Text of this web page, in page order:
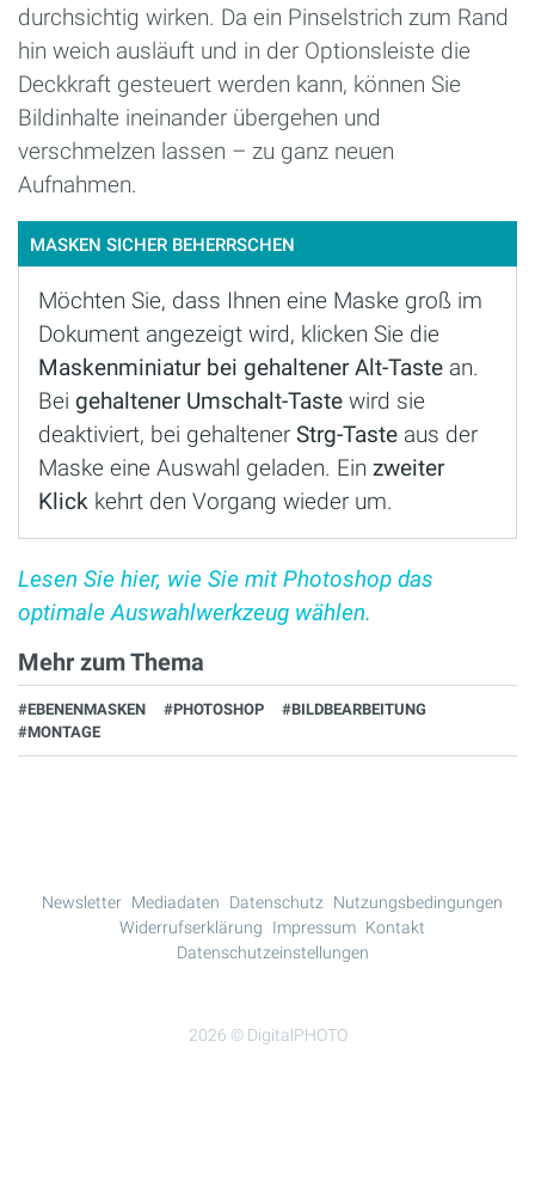
durchsichtig wirken. Da ein Pinselstrich zum Rand
hin weich ausläuft und in der Optionsleiste die
Deckkraft gesteuert werden kann, können Sie
Bildinhalte ineinander übergehen und
verschmelzen lassen – zu ganz neuen
Aufnahmen.
MASKEN SICHER BEHERRSCHEN
Möchten Sie, dass Ihnen eine Maske groß im
Dokument angezeigt wird, klicken Sie die
Maskenminiatur bei gehaltener Alt-Taste an.
Bei gehaltener Umschalt-Taste wird sie
deaktiviert, bei gehaltener Strg-Taste aus der
Maske eine Auswahl geladen. Ein zweiter
Klick kehrt den Vorgang wieder um.
Lesen Sie hier, wie Sie mit Photoshop das
optimale Auswahlwerkzeug wählen.
Mehr zum Thema
#EBENENMASKEN #PHOTOSHOP
#BILDBEARBEITUNG
#MONTAGE
2026 © DigitalPHOTO
Newsletter Mediadaten Datenschutz Nutzungsbedingungen
Widerrufserklärung
Impressum Kontakt
Datenschutzeinstellungen